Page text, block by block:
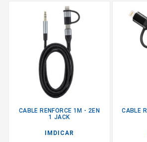
CABLE RENFORCE 1M - 2EN
1 JACK
IMDICAR
CABLE